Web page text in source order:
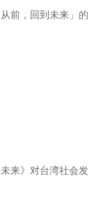
前，回到未来」的
来》对台湾社会发